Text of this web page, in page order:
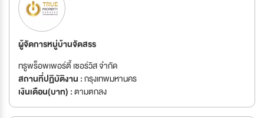
ผู้จัดการหมู่บ้านจัดสรร
ทรูพร็อพเพอร์ตี้ เซอร์วิส จำกัด
สถานที่ปฏิบัติงาน :กรุงเทพมหานคร
เงินเดือน(บาท) :ตามตกลง